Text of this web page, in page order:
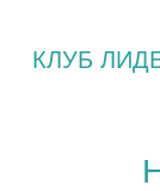
КЛУБ